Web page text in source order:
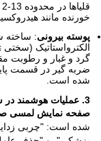
خورنده مانند
پوسته بیرونی: ساخته
گرد و غبار و رطوبت
شده است.
3. عملیات هوشمند در سطح صنعتی
صفحه نمایش لمسی صنعتی 7
شده است: "چربی